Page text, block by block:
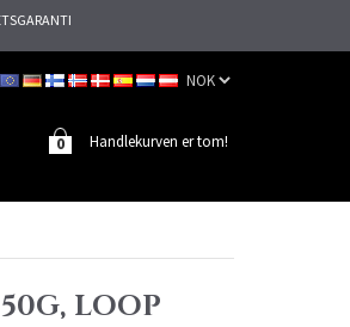
Handlekurven er tom!
0
LOOP